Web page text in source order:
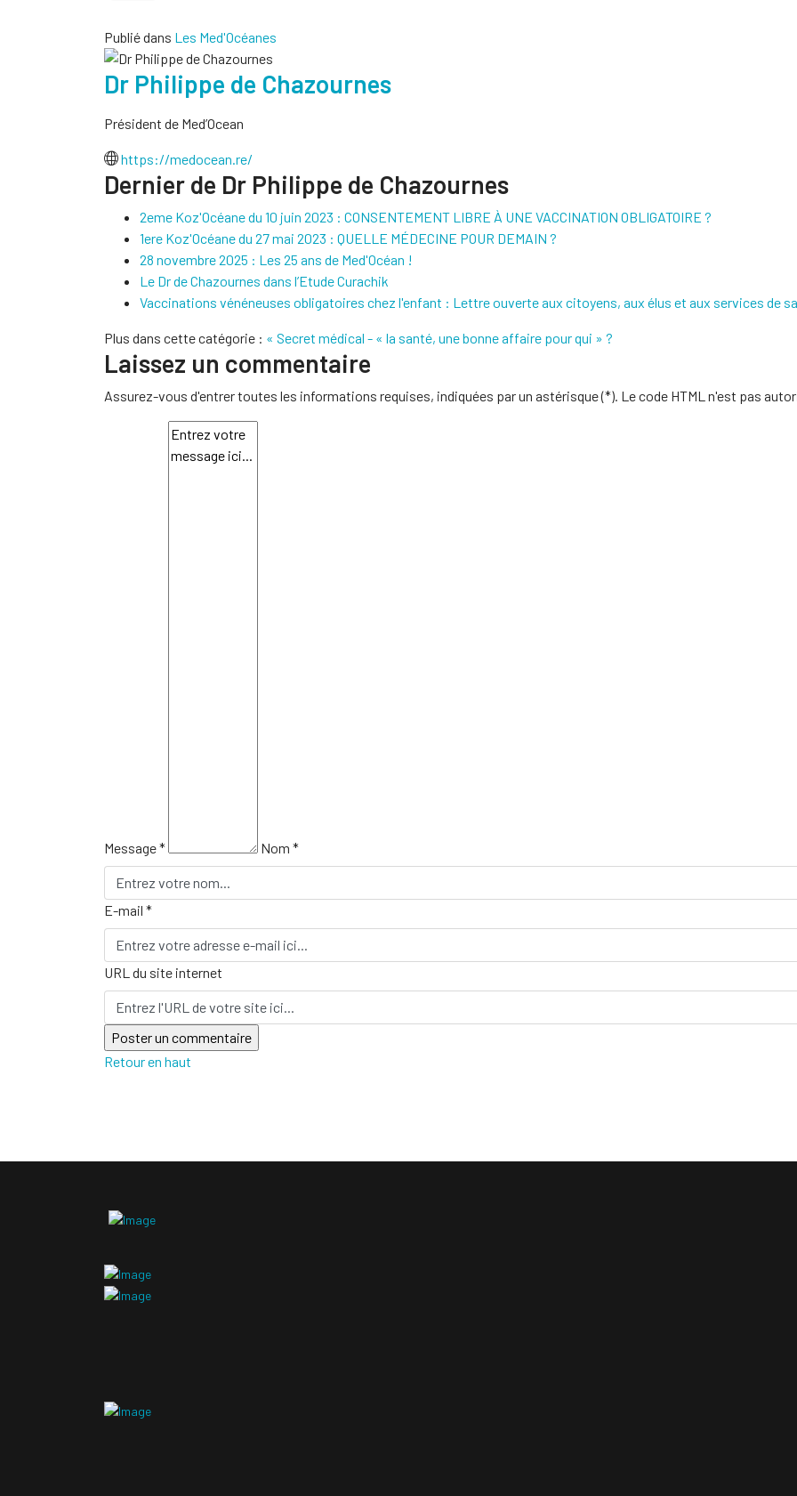
Publié dans Les Med'Océanes
Dr Philippe de Chazournes
Président de Med’Ocean
https://medocean.re/
Dernier de Dr Philippe de Chazournes
2eme Koz'Océane du 10 juin 2023 : CONSENTEMENT LIBRE À UNE VACCINATION OBLIGATOIRE ?
1ere Koz'Océane du 27 mai 2023 : QUELLE MÉDECINE POUR DEMAIN ?
28 novembre 2025 : Les 25 ans de Med'Océan !
Le Dr de Chazournes dans l’Etude Curachik
Vaccinations vénéneuses obligatoires chez l'enfant : Lettre ouverte aux citoyens, aux élus et aux services de
Plus dans cette catégorie : « Secret médical - « la santé, une bonne affaire pour qui » ?
Laissez un commentaire
Assurez-vous d'entrer toutes les informations requises, indiquées par un astérisque (*). Le code HTML n'est pas
Message * Nom *
E-mail *
URL du site internet
Retour en haut